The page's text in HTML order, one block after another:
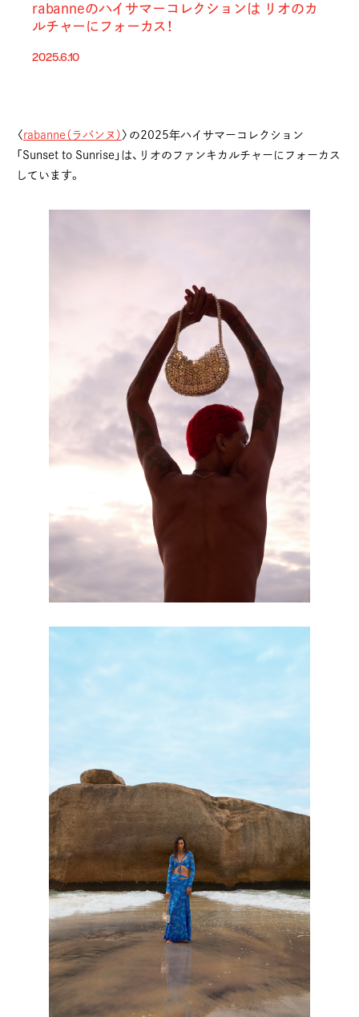
rabanneのハイサマーコレクションは リオのカ
ルチャーにフォーカス！
2025.6.10
〈rabanne（ラバンヌ） 〉の2025年ハイサマーコレクション
「Sunset to Sunrise」は、リオのファンキカルチャーにフォーカス
しています。